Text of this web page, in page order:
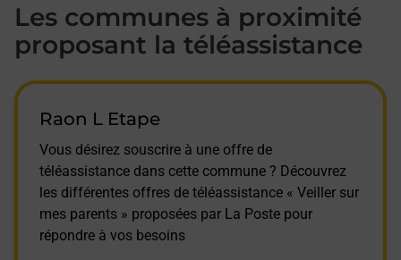
Les communes à proximité
proposant la téléassistance
Raon L Etape
Vous désirez souscrire à une offre de
téléassistance dans cette commune ? Découvrez
les différentes offres de téléassistance « Veiller sur
mes parents » proposées par La Poste pour
répondre à vos besoins